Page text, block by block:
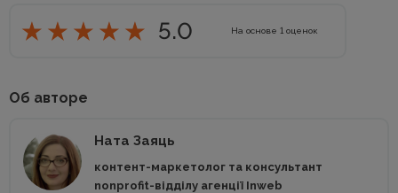
5.0 На основе 1 оценок
Об авторе
Ната Заяць
контент-маркетолог та консультант
nonprofit-відділу агенції Inweb